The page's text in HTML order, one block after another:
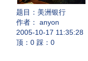
题目： 美洲银行
作者： anyon
2005-10-17 11:35:28
顶：0 踩：0